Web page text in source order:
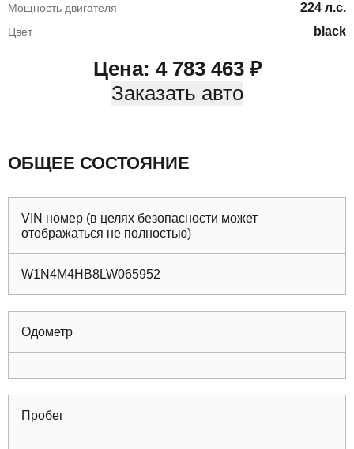
Мощность двигателя 224 л.с.
Цвет black
Цена: 4 783 463₽
Заказать авто
ОБЩЕЕ СОСТОЯНИЕ
VIN номер (в целях безопасности может
отображаться не полностью)
W1N4M4HB8LW065952
Одометр
Пробег